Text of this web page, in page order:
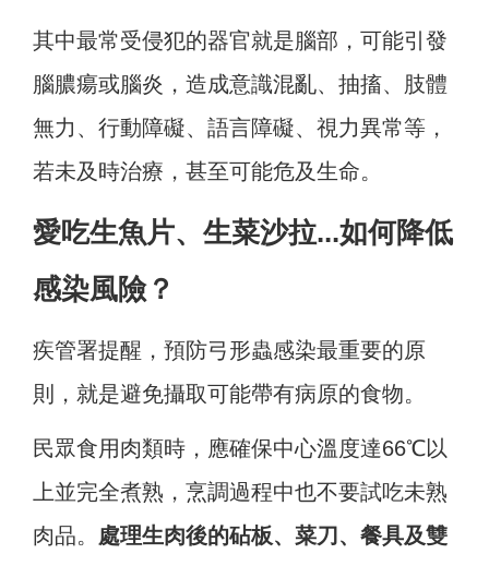
其中最常受侵犯的器官就是腦部，可能引發
腦膿瘍或腦炎，造成意識混亂、 抽搐、 肢體
無力 、 行動障礙、 語言障礙、 視力異常等，
若未及時治療，甚至可能危及生命。
愛吃生魚片、生菜沙拉...如何降低
感染風險？
疾管署提醒，預防弓形蟲感染最重要的原
則，就是避免攝取可能帶有病原的食物。
民眾食用肉類時，應確保中心溫度達66℃以
上並完全煮熟，烹調過程中也不要試吃未熟
肉品。 處理生肉後的砧板、菜刀、餐具及雙